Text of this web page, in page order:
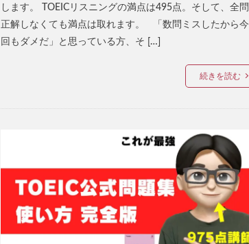
します。 TOEICリスニングの満点は495点。そして、全問
正解しなくても満点は取れます。 「数問ミスしたから今
回もダメだ」と思っている方、そ […]
続きを読む